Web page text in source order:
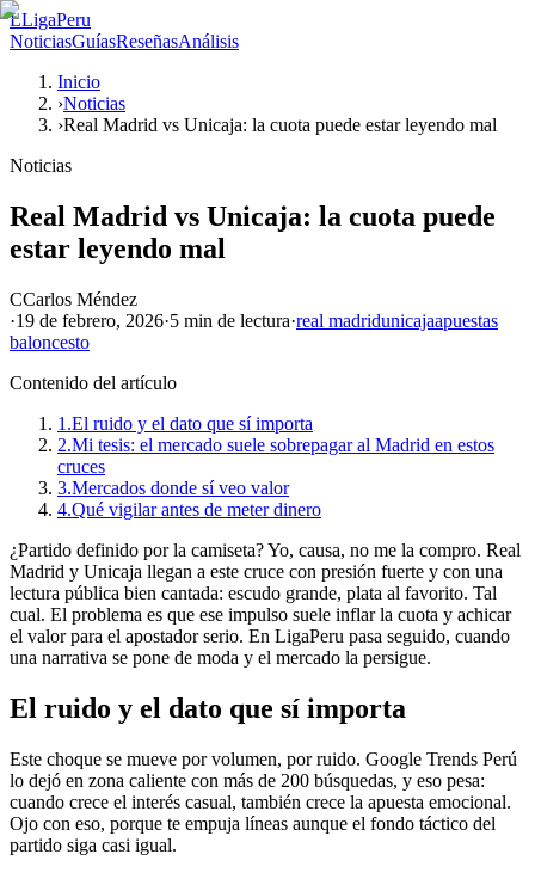
LLigaPeru
NoticiasGuíasReseñasAnálisis
Inicio
›Noticias
›Real Madrid vs Unicaja: la cuota puede estar leyendo mal
Noticias
Real Madrid vs Unicaja: la cuota puede
estar leyendo mal
CCarlos Méndez
·19 de febrero, 2026·5 min de lectura·real madridunicajaapuestas
baloncesto
Contenido del artículo
1.El ruido y el dato que sí importa
2.Mi tesis: el mercado suele sobrepagar al Madrid en estos
cruces
3.Mercados donde sí veo valor
4.Qué vigilar antes de meter dinero
¿Partido definido por la camiseta? Yo, causa, no me la compro. Real
Madrid y Unicaja llegan a este cruce con presión fuerte y con una
lectura pública bien cantada: escudo grande, plata al favorito. Tal
cual. El problema es que ese impulso suele inflar la cuota y achicar
el valor para el apostador serio. En LigaPeru pasa seguido, cuando
una narrativa se pone de moda y el mercado la persigue.
El ruido y el dato que sí importa
Este choque se mueve por volumen, por ruido. Google Trends Perú
lo dejó en zona caliente con más de 200 búsquedas, y eso pesa:
cuando crece el interés casual, también crece la apuesta emocional.
Ojo con eso, porque te empuja líneas aunque el fondo táctico del
partido siga casi igual.